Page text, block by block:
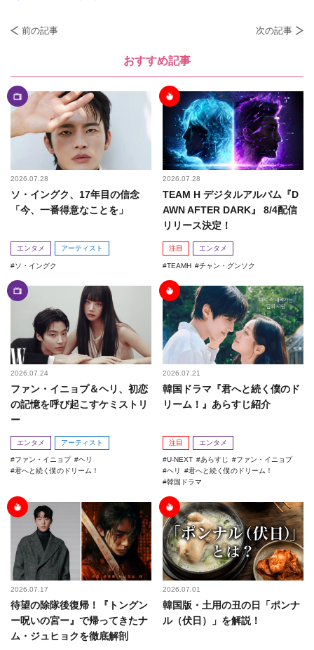
前の記事 次の記事
おすすめ記事
2026.07.28
ソ・イングク、17年目の信念
「今、一番得意なことを」
エンタメ アーティスト
ソ・イングク
2026.07.28
TEAM H デジタルアルバム『D
AWN AFTER DARK』 8/4配信
リリース決定！
注目 エンタメ
TEAMH チャン・グンソク
2026.07.24
ファン・イニョプ＆ヘリ、初恋
の記憶を呼び起こすケミストリ
ー
エンタメ アーティスト
ファン・イニョプ
ヘリ
君へと続く僕のドリーム！
2026.07.21
韓国ドラマ『君へと続く僕のド
リーム！』あらすじ紹介
注目 エンタメ
U-NEXT あらすじ
ファン・イニョプ
ヘリ
君へと続く僕のドリーム！
韓国ドラマ
2026.07.17
待望の除隊後復帰！『トングン
ー呪いの宮ー』で帰ってきたナ
ム・ジュヒョクを徹底解剖
2026.07.01
韓国版・土用の丑の日「ポンナ
ル（伏日）」を解説！